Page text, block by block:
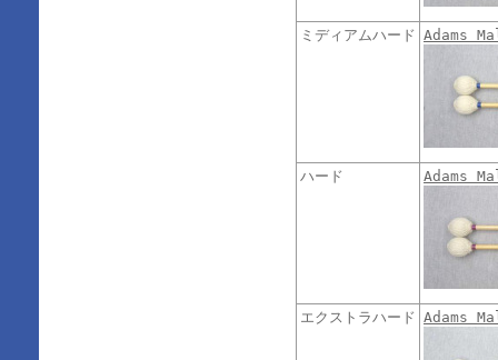
ミディアムハード Adams
ハード Adams
エクストラハード Adams